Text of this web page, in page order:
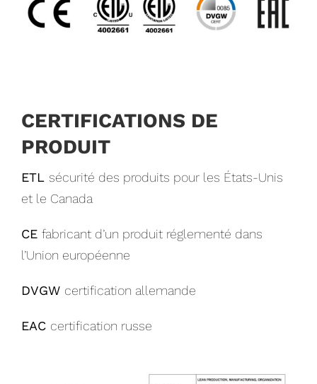
CERTIFICATIONS DE
PRODUIT
ETL sécurité des produits pour les États-Unis
et le Canada
CE fabricant d’un produit réglementé dans
l’Union européenne
DVGW certification allemande
EAC certification russe